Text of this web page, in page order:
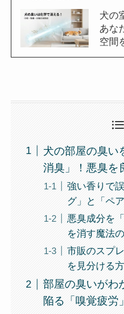
犬の
あな
空間
犬の部屋の臭い
消臭」！悪臭を
強い香りで
グ」と「ペ
悪臭成分を
を消す魔法
市販のスプ
を見分ける
部屋の臭いがわ
陥る「嗅覚疲労